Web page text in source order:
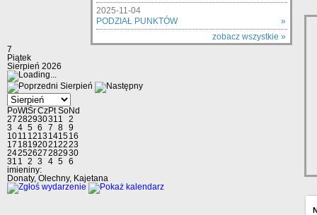
2025-11-04
PODZIAŁ PUNKTÓW
»
zobacz wszystkie »
7
Piątek
Sierpień 2026
Sierpień
PoWtŚrCzPt SoNd
27282930311
2
3
4 5 6 7 8 9
1011 1213 141516
17 181920212223
24252627282930
31 1 2 3 4 5 6
imieniny:
Donaty, Olechny, Kajetana